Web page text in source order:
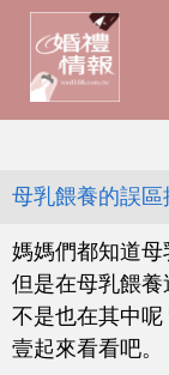
母乳餵養的誤
媽媽們都知道母
但是在母乳餵
不是也在其中呢
壹起來看看吧。